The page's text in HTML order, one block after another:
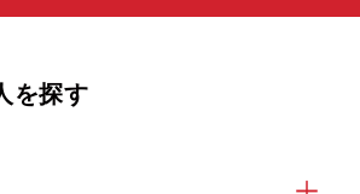
を探す